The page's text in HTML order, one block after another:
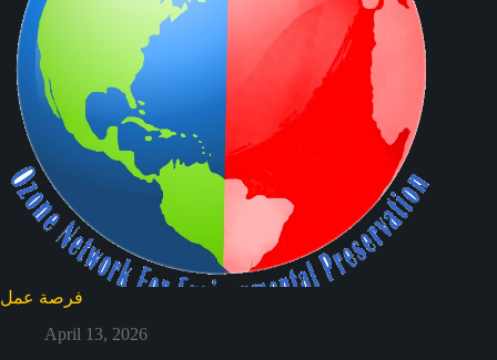
فرصة عمل
April 13, 2026